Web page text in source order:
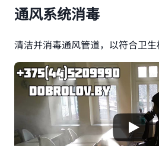
通风系统消毒
清洁并消毒通风管道，以符合卫生